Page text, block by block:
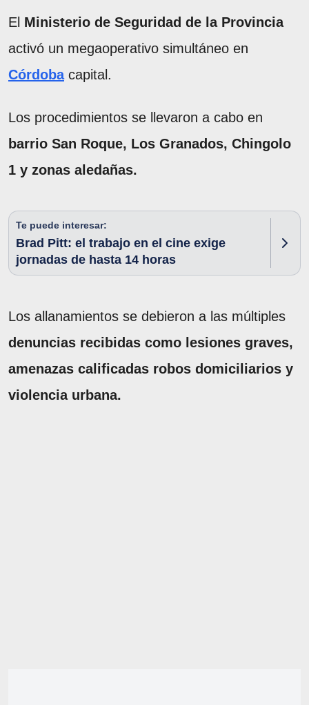
El Ministerio de Seguridad de la Provincia
activó un megaoperativo simultáneo en
Córdobacapital.
Los procedimientos se llevaron a cabo en
barrio San Roque, Los Granados, Chingolo
1 y zonas aledañas.
Te puede interesar:
Brad Pitt: el trabajo en el cine exige
jornadas de hasta 14 horas
Los allanamientos se debieron a las múltiples
denuncias recibidas como lesiones graves,
amenazas calificadas robos domiciliarios y
violencia urbana.